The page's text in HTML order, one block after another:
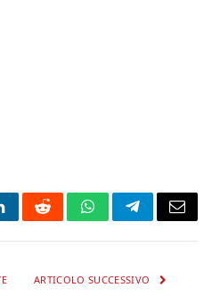
RedditWhatsAppTelegramEmail
ARTICOLO SUCCESSIVO